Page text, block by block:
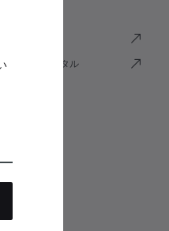
売店向けポータル